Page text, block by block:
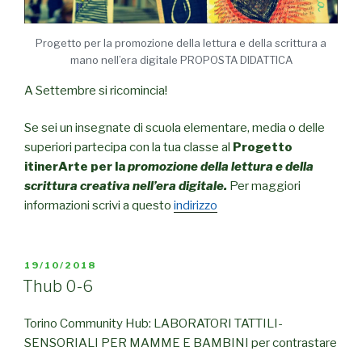
Progetto per la promozione della lettura e della scrittura a
mano nell’era digitale PROPOSTA DIDATTICA
A Settembre si ricomincia!
Se sei un insegnate di scuola elementare, media o delle
superiori partecipa con la tua classe al Progetto
itinerArte per lapromozione della lettura e della
scrittura creativa nell’era digitale. Per maggiori
informazioni scrivi a questo indirizzo
PUBBLICATO
IL
19/10/2018
Thub 0-6
Torino Community Hub: LABORATORI TATTILI-
SENSORIALI PER MAMME E BAMBINI per contrastare